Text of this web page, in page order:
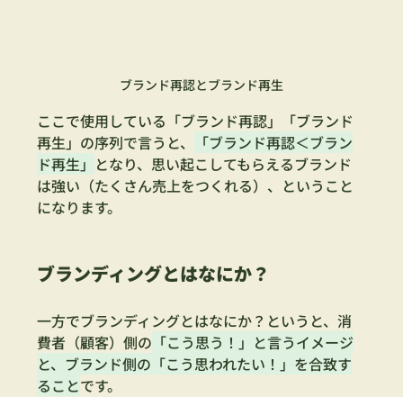
ブランド再認とブランド再生
ここで使用している「ブランド再認」「ブランド
再生」の序列で言うと、
「ブランド再認＜ブラン
ド再生」 となり、思い起こしてもらえるブランド
は強い（たくさん売上をつくれる）、ということ
になります。
ブランディングとはなにか？
一方でブランディングとはなにか？というと、消
費者（顧客）側の 「こう思う！」と言うイメージ
と、ブランド側の「こう思われたい！」を合致す
ることです。